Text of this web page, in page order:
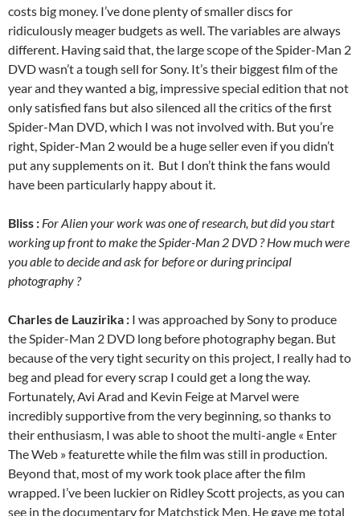
costs big money. I’ve done plenty of smaller discs for
ridiculously meager budgets as well. The variables are always
different. Having said that, the large scope of the Spider-Man 2
DVD wasn’t a tough sell for Sony. It’s their biggest film of the
year and they wanted a big, impressive special edition that not
only satisfied fans but also silenced all the critics of the first
Spider-Man DVD, which I was not involved with. But you’re
right, Spider-Man 2 would be a huge seller even if you didn’t
put any supplements on it. But I don’t think the fans would
have been particularly happy about it.
Bliss : For Alien your work was one of research, but did you start
working up front to make the Spider-Man 2 DVD ? How much were
you able to decide and ask for before or during principal
photography ?
Charles de Lauzirika : I was approached by Sony to produce
the Spider-Man 2 DVD long before photography began. But
because of the very tight security on this project, I really had to
beg and plead for every scrap I could get a long the way.
Fortunately, Avi Arad and Kevin Feige at Marvel were
incredibly supportive from the very beginning, so thanks to
their enthusiasm, I was able to shoot the multi-angle « Enter
The Web » featurette while the film was still in production.
Beyond that, most of my work took place after the film
wrapped. I’ve been luckier on Ridley Scott projects, as you can
see in the documentary for Matchstick Men. He gave me total